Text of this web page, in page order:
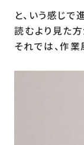
と、いう感じで
読むより見た
それでは、作